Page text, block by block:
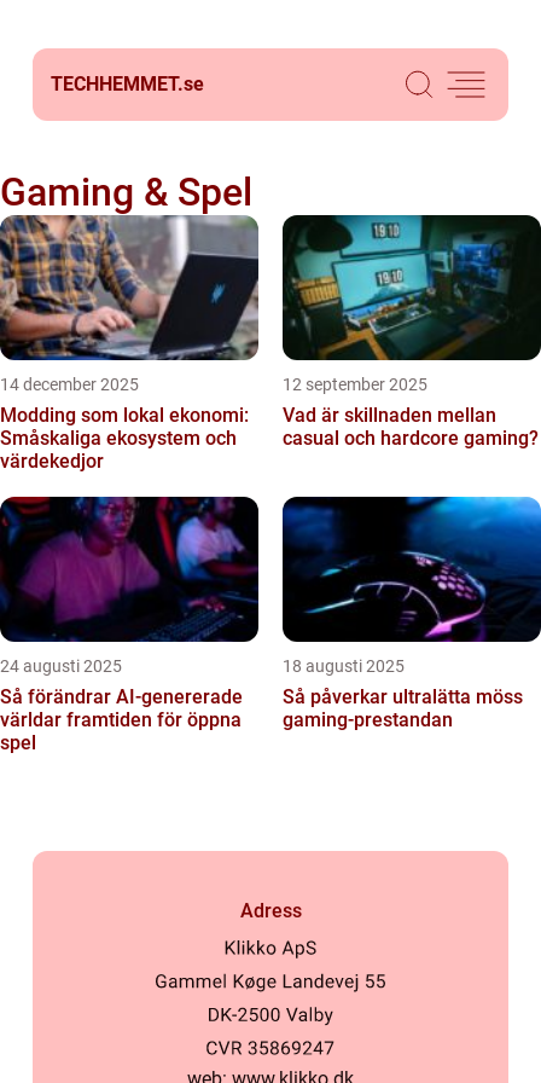
TECHHEMMET.se
Gaming & Spel
14 december 2025
Modding som lokal ekonomi:
Småskaliga ekosystem och
värdekedjor
12 september 2025
Vad är skillnaden mellan
casual och hardcore gaming?
24 augusti 2025
Så förändrar AI-genererade
världar framtiden för öppna
spel
18 augusti 2025
Så påverkar ultralätta möss
gaming-prestandan
Adress